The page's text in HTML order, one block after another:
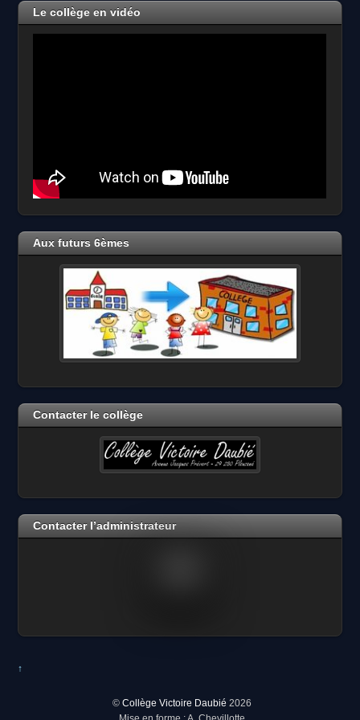
Le collège en vidéo
Aux futurs 6èmes
Contacter le collège
Contacter l’administrateur
↑
© Collège Victoire Daubié 2026